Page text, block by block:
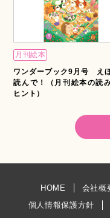
月刊絵本
ワンダーブック9月号 えほ
読んで！（月刊絵本の読
ヒント）
HOME 会社概
個人情報保護方針